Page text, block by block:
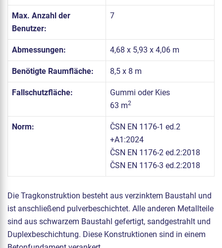
Max. Anzahl der
Benutzer:
7
Abmessungen: 4,68 x 5,93 x 4,06 m
Benötigte Raumfläche: 8,5 x 8 m
Fallschutzfläche:
Gummi oder Kies
63 m2
Norm:
ČSN EN 1176-1 ed.2
+A1:2024
ČSN EN 1176-2 ed.2:2018
ČSN EN 1176-3 ed.2:2018
Die Tragkonstruktion besteht aus verzinktem Baustahl und
ist anschließend pulverbeschichtet. Alle anderen Metallteile
sind aus schwarzem Baustahl gefertigt, sandgestrahlt und
Duplexbeschichtung. Diese Konstruktionen sind in einem